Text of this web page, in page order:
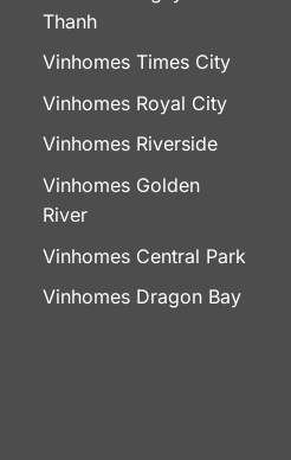
Thanh
Vinhomes Times City
Vinhomes Royal City
Vinhomes Riverside
Vinhomes Golden
River
Vinhomes Central Park
Vinhomes Dragon Bay